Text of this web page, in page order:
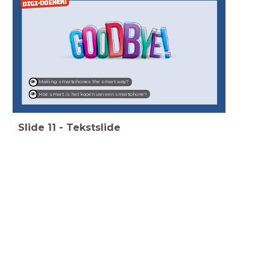
Making smartphones the smart way?
Hoe smart is het kopen van een smartphone?
Slide 11 - Tekstslide